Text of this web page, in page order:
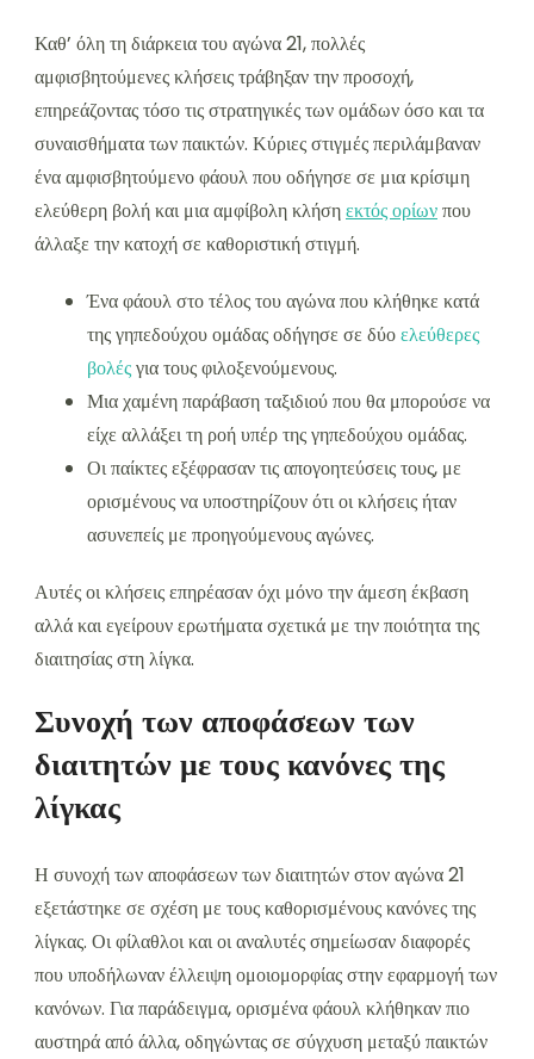
Καθ’ όλη τη διάρκεια του αγώνα 21, πολλές
αμφισβητούμενες κλήσεις τράβηξαν την προσοχή,
επηρεάζοντας τόσο τις στρατηγικές των ομάδων όσο και τα
συναισθήματα των παικτών. Κύριες στιγμές περιλάμβαναν
ένα αμφισβητούμενο φάουλ που οδήγησε σε μια κρίσιμη
ελεύθερη βολή και μια αμφίβολη κλήσηεκτός ορίωνπου
άλλαξε την κατοχή σε καθοριστική στιγμή.
Ένα φάουλ στο τέλος του αγώνα που κλήθηκε κατά
της γηπεδούχου ομάδας οδήγησε σε δύοελεύθερες
βολέςγια τους φιλοξενούμενους.
Μια χαμένη παράβαση ταξιδιού που θα μπορούσε να
είχε αλλάξει τη ροή υπέρ της γηπεδούχου ομάδας.
Οι παίκτες εξέφρασαν τις απογοητεύσεις τους, με
ορισμένους να υποστηρίζουν ότι οι κλήσεις ήταν
ασυνεπείς με προηγούμενους αγώνες.
Αυτές οι κλήσεις επηρέασαν όχι μόνο την άμεση έκβαση
αλλά και εγείρουν ερωτήματα σχετικά με την ποιότητα της
διαιτησίας στη λίγκα.
Συνοχή των αποφάσεων των
διαιτητών με τους κανόνες της
λίγκας
Η συνοχή των αποφάσεων των διαιτητών στον αγώνα 21
εξετάστηκε σε σχέση με τους καθορισμένους κανόνες της
λίγκας. Οι φίλαθλοι και οι αναλυτές σημείωσαν διαφορές
που υποδήλωναν έλλειψη ομοιομορφίας στην εφαρμογή των
κανόνων. Για παράδειγμα, ορισμένα φάουλ κλήθηκαν πιο
αυστηρά από άλλα, οδηγώντας σε σύγχυση μεταξύ παικτών